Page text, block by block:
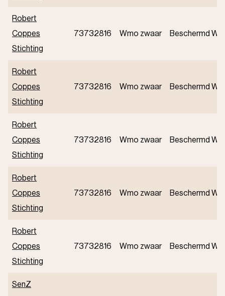
Robert
Coppes
Stichting
73732816 Wmo zwaar Beschermd
Robert
Coppes
Stichting
73732816 Wmo zwaar Beschermd
Robert
Coppes
Stichting
73732816 Wmo zwaar Beschermd
Robert
Coppes
Stichting
73732816 Wmo zwaar Beschermd
Robert
Coppes
Stichting
73732816 Wmo zwaar Beschermd
SenZ